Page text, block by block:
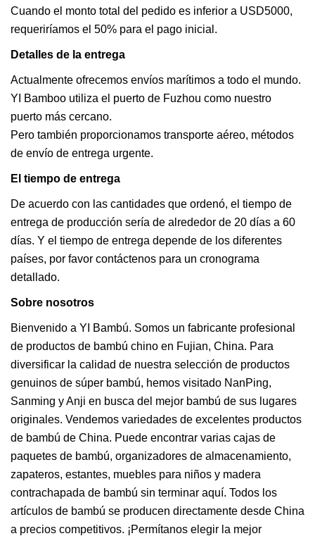
Cuando el monto total del pedido es inferior a USD5000,
requeriríamos el 50% para el pago inicial.
Detalles de la entrega
Actualmente ofrecemos envíos marítimos a todo el mundo.
YI Bamboo utiliza el puerto de Fuzhou como nuestro
puerto más cercano.
Pero también proporcionamos transporte aéreo, métodos
de envío de entrega urgente.
El tiempo de entrega
De acuerdo con las cantidades que ordenó, el tiempo de
entrega de producción sería de alrededor de 20 días a 60
días. Y el tiempo de entrega depende de los diferentes
países, por favor contáctenos para un cronograma
detallado.
Sobre nosotros
Bienvenido a YI Bambú. Somos un fabricante profesional
de productos de bambú chino en Fujian, China. Para
diversificar la calidad de nuestra selección de productos
genuinos de súper bambú, hemos visitado NanPing,
Sanming y Anji en busca del mejor bambú de sus lugares
originales. Vendemos variedades de excelentes productos
de bambú de China. Puede encontrar varias cajas de
paquetes de bambú, organizadores de almacenamiento,
zapateros, estantes, muebles para niños y madera
contrachapada de bambú sin terminar aquí. Todos los
artículos de bambú se producen directamente desde China
a precios competitivos. ¡Permítanos elegir la mejor